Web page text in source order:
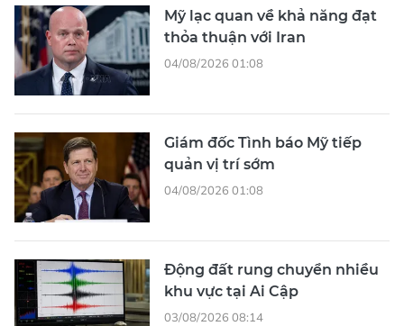
Mỹ lạc quan về khả năng đạt
thỏa thuận với Iran
04/08/2026 01:08
Giám đốc Tình báo Mỹ tiếp
quản vị trí sớm
04/08/2026 01:08
Động đất rung chuyển nhiều
khu vực tại Ai Cập
03/08/2026 08:14